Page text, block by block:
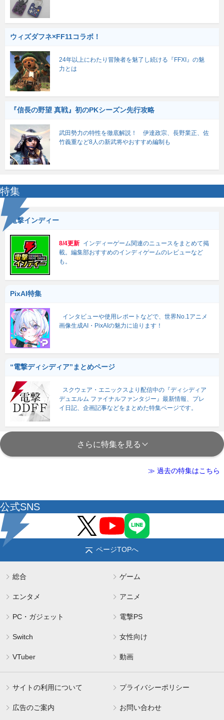
ウィズダフネ×FF11コラボ！
24年以上にわたり冒険者を魅了し続ける『FFXI』の魅
力とは
『信長の野望 真戦』初のPKシーズン先行攻略
武田勢力の特性を徹底解説！ 伊達政宗、長野業正、佐
竹義重など8人の新武将やおすすめ編制も
特集
電撃インディー
8/4更新 インディーゲーム関連のニュースをまとめて掲
載。編集部おすすめのインディゲームのレビューなど
も。
PixAI特集
インタビューや使用レポートなどで、世界No.1アニメ
画像生成AI・PixAIの魅力に迫ります！
“電撃ディシディア”まとめページ
スクウェア・エニックスより配信中の『ディシディア
デュエルム ファイナルファンタジー』最新情報、プレ
イ日記、企画記事などをまとめた特集ページです。
さらに特集を見る
≫ 過去の特集はこちら
公式SNS
ページTOPへ
総合 ゲーム
エンタメ アニメ
PC・ガジェット 電撃PS
Switch 女性向け
VTuber 動画
サイトの利用について プライバシーポリシー
広告のご案内 お問い合わせ